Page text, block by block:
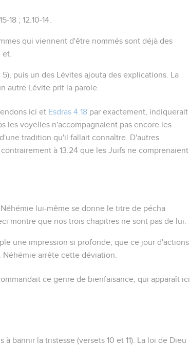
18 ; 12.10-14
qui viennent d'être nommés sont déjà des
et
5), puis un des Lévites ajouta des explications. La
autre Lévite prit la parole.
ici et Esdras 4.18 parexactement , indiquerait
les voyelles n'accompagnaient pas encore les
tradition qu'il fallait connaître. D'autres
contrairement à 13.24 que les Juifs ne comprenaient
Néhémie lui-même se donne le titre de pécha
montre que nos trois chapitres ne sont pas de lui.
une impression si profonde, que ce jour d'actions
arrête cette déviation.
ce genre de bienfaisance, qui apparaît ici
à bannir la tristesse (versets 10 et 11). La loi de Dieu